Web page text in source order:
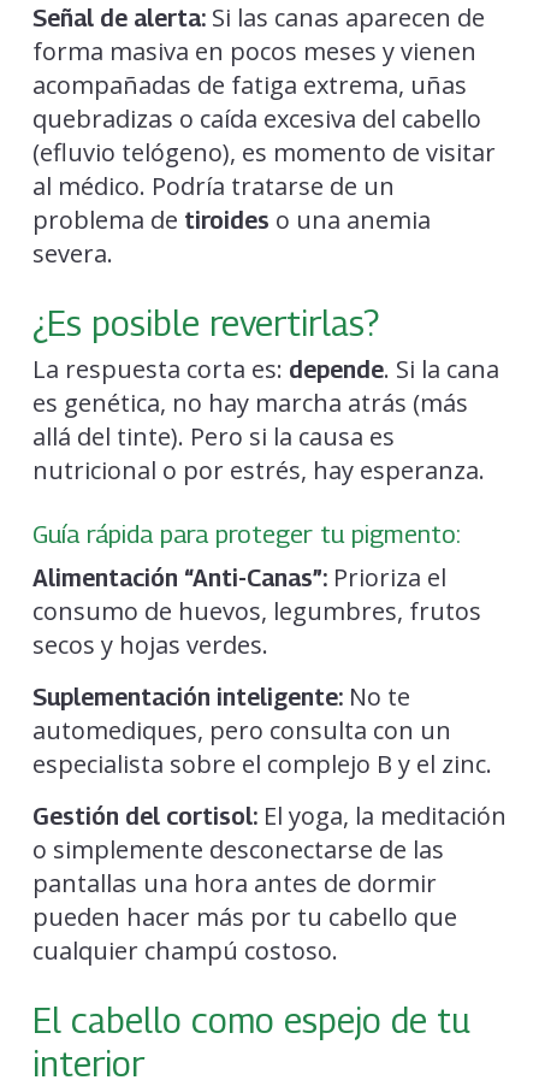
Señal de alerta:Si las canas aparecen de
forma masiva en pocos meses y vienen
acompañadas de fatiga extrema, uñas
quebradizas o caída excesiva del cabello
(efluvio telógeno), es momento de visitar
al médico. Podría tratarse de un
problema de tiroides o una anemia
severa.
¿Es posible revertirlas?
La respuesta corta es: depende. Si la cana
es genética, no hay marcha atrás (más
allá del tinte). Pero si la causa es
nutricional o por estrés, hay esperanza.
Guía rápida para proteger tu pigmento:
Alimentación “Anti-Canas”:Prioriza el
consumo de huevos, legumbres, frutos
secos y hojas verdes.
Suplementación inteligente:No te
automediques, pero consulta con un
especialista sobre el complejo B y el zinc.
Gestión del cortisol:El yoga, la meditación
o simplemente desconectarse de las
pantallas una hora antes de dormir
pueden hacer más por tu cabello que
cualquier champú costoso.
El cabello como espejo de tu
interior